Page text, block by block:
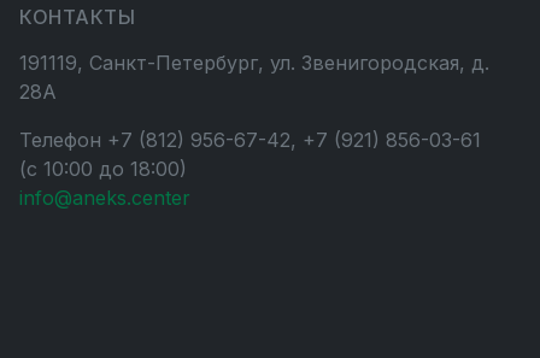
КОНТАКТЫ
191119, Санкт-Петербург, ул. Звенигородская, д.
28А
Телефон +7 (812) 956-67-42, +7 (921) 856-03-61
(с 10:00 до 18:00)
info@aneks.center